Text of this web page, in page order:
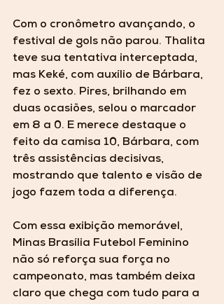
Com o cronômetro avançando, o
festival de gols não parou. Thalita
teve sua tentativa interceptada,
mas Keké, com auxílio de Bárbara,
fez o sexto. Pires, brilhando em
duas ocasiões, selou o marcador
em 8 a 0. E merece destaque o
feito da camisa 10, Bárbara, com
três assistências decisivas,
mostrando que talento e visão de
jogo fazem toda a diferença.
Com essa exibição memorável,
Minas Brasília Futebol Feminino
não só reforça sua força no
campeonato, mas também deixa
claro que chega com tudo para a